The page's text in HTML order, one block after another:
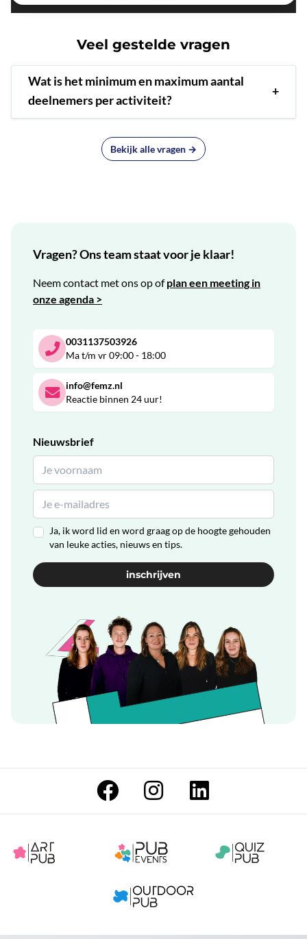
Veel gestelde vragen
Wat is het minimum en maximum aantal
deelnemers per activiteit?
+
Bekijk alle vragen →
Vragen? Ons team staat voor je klaar!
Neem contact met ons op ofplan een meeting in
onze agenda >
0031137503926
Ma t/m vr 09:00 - 18:00
info@femz.nl
Reactie binnen 24 uur!
Nieuwsbrief
Ja, ik word lid en word graag op de hoogte gehouden
van leuke acties, nieuws en tips.